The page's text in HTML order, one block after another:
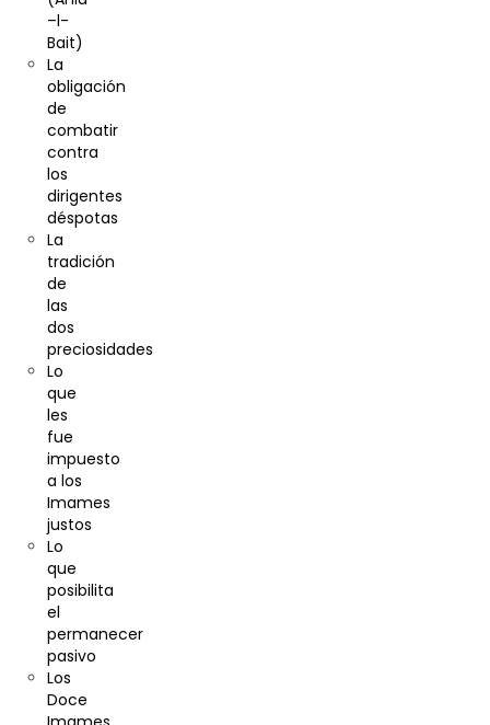
–l-
Bait)
La
obligación
de
combatir
contra
los
dirigentes
déspotas
La
tradición
de
las
dos
preciosidades
Lo
que
les
fue
impuesto
a los
Imames
justos
Lo
que
posibilita
el
permanecer
pasivo
Los
Doce